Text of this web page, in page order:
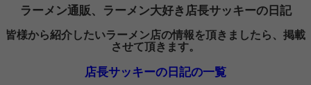
ラーメン通販、ラーメン大好き店長サッキーの日記
皆様から紹介したいラーメン店の情報を頂きましたら、掲載
させて頂きます。
店長サッキーの日記の一覧